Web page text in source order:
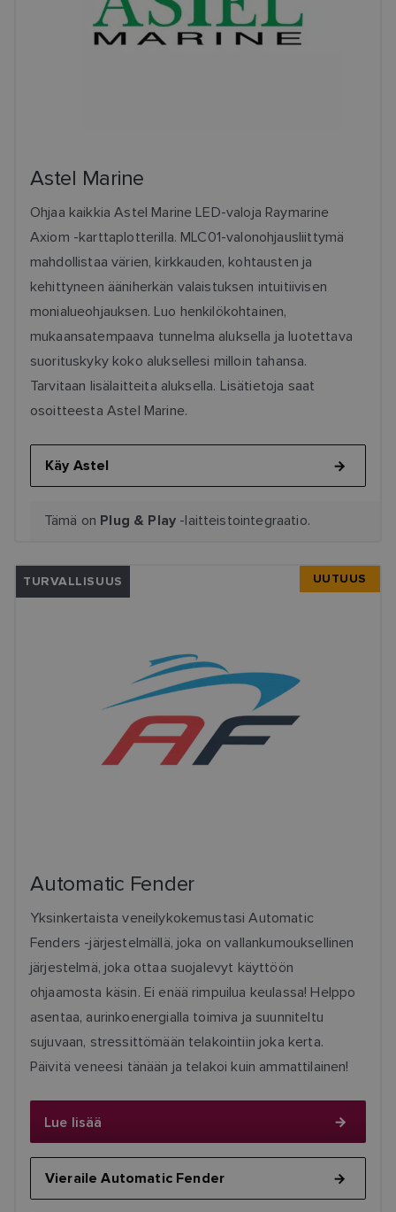
Astel Marine
Ohjaa kaikkia Astel Marine LED-valoja Raymarine
Axiom -karttaplotterilla. MLC01-valonohjausliittymä
mahdollistaa värien, kirkkauden, kohtausten ja
kehittyneen ääniherkän valaistuksen intuitiivisen
monialueohjauksen. Luo henkilökohtainen,
mukaansatempaava tunnelma aluksella ja luotettava
suorituskyky koko aluksellesi milloin tahansa.
Tarvitaan lisälaitteita aluksella. Lisätietoja saat
osoitteesta Astel Marine.
Käy Astel
Tämä on Plug & Play -laitteistointegraatio.
TURVALLISUUS UUTUUS
Automatic Fender
Yksinkertaista veneilykokemustasi Automatic
Fenders -järjestelmällä, joka on vallankumouksellinen
järjestelmä, joka ottaa suojalevyt käyttöön
ohjaamosta käsin. Ei enää rimpuilua keulassa! Helppo
asentaa, aurinkoenergialla toimiva ja suunniteltu
sujuvaan, stressittömään telakointiin joka kerta.
Päivitä veneesi tänään ja telakoi kuin ammattilainen!
Lue lisää
Vieraile Automatic Fender